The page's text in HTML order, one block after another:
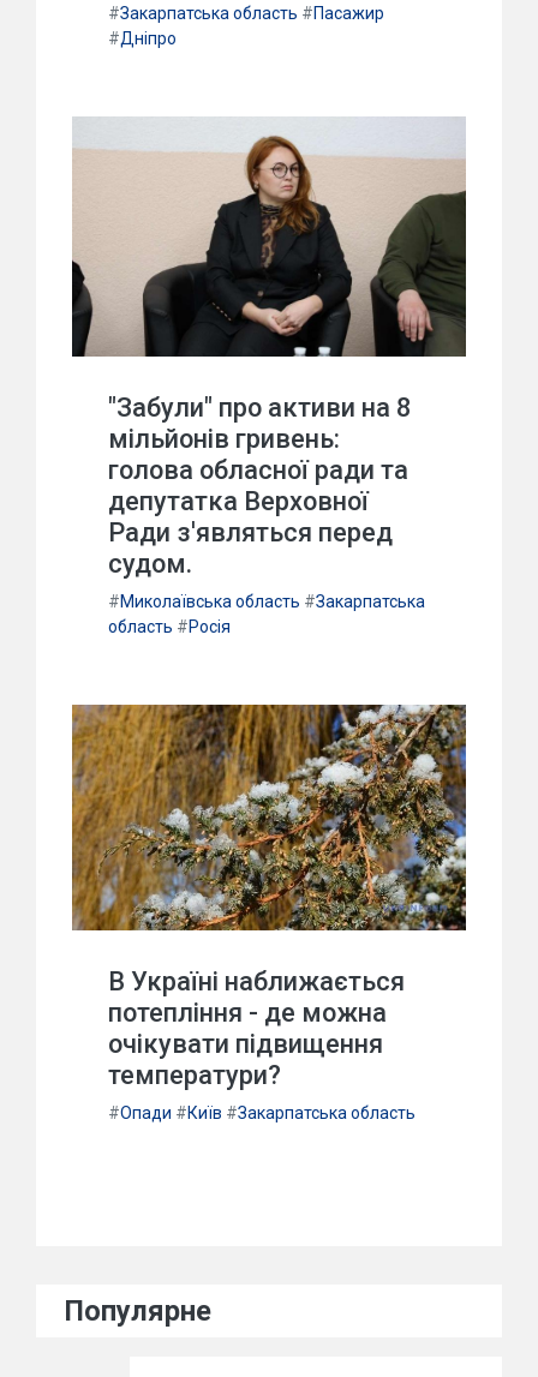
#Закарпатська область #Пасажир
#Дніпро
"Забули" про активи на 8
мільйонів гривень:
голова обласної ради та
депутатка Верховної
Ради з'являться перед
судом.
#Миколаївська область #Закарпатська
область #Росія
В Україні наближається
потепління - де можна
очікувати підвищення
температури?
#Опади #Київ #Закарпатська область
Популярне